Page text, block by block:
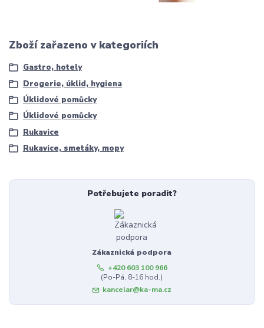
Zboží zařazeno v kategoriích
Gastro, hotely
Drogerie, úklid, hygiena
Úklidové pomůcky
Úklidové pomůcky
Rukavice
Rukavice, smetáky, mopy
Potřebujete poradit?
Zákaznická podpora
+420 603 100 966
(Po-Pá, 8-16 hod.)
kancelar@ka-ma.cz